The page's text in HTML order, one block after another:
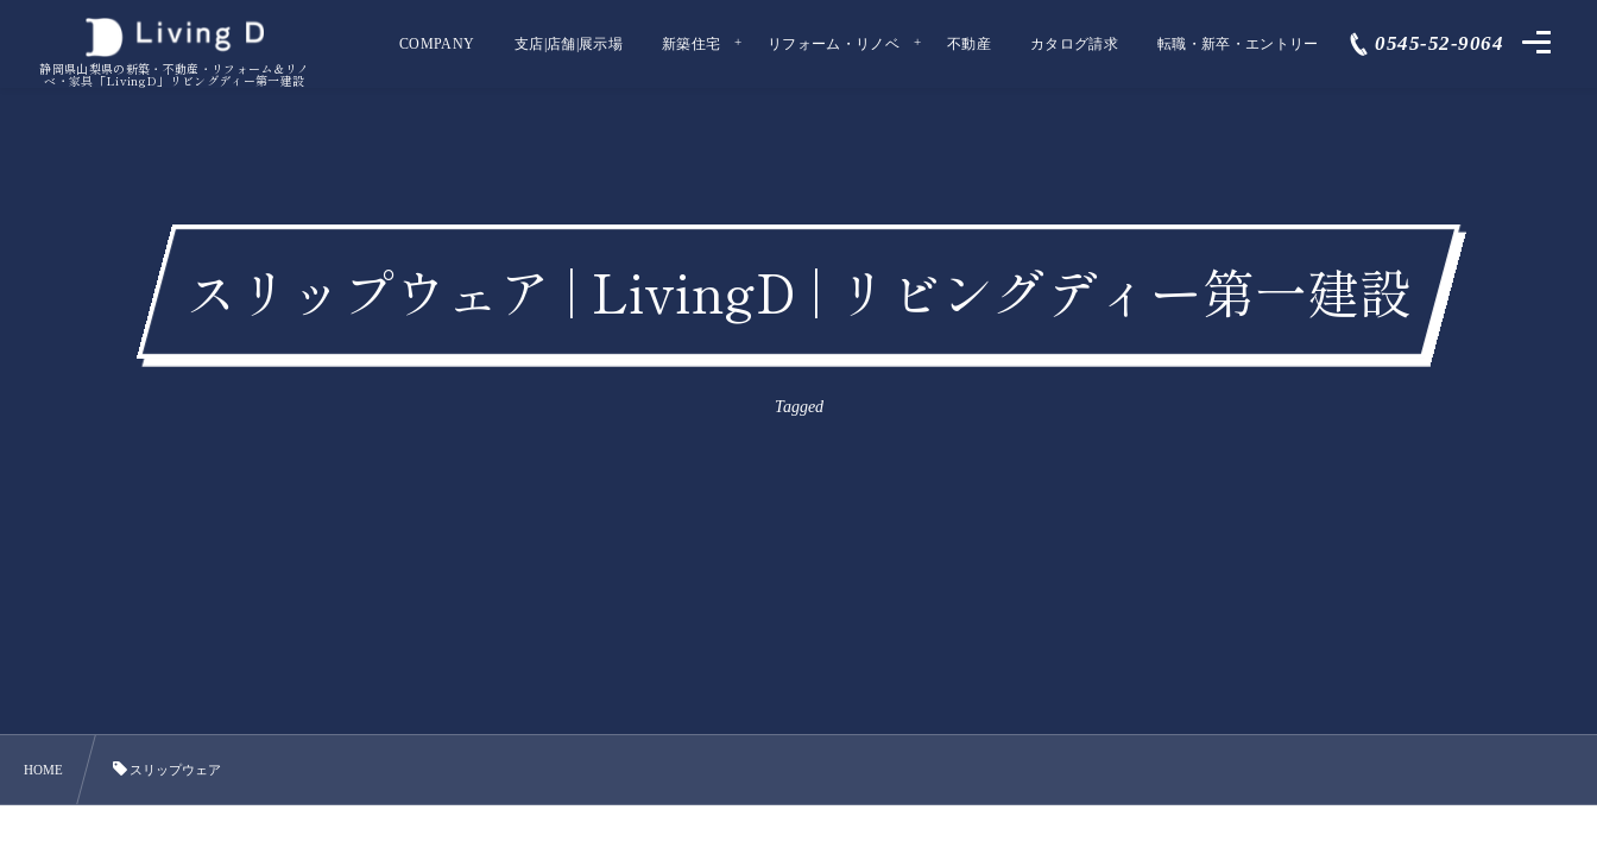
静岡県山梨県の新築・不動産・リフォーム＆リノ
ベ・家具「LivingD」リビングディー第一建設
COMPANY 支店|店舗|展示場 新築住宅 リフォーム・リノベ 不動産 カタログ請求 転職・新卒・エントリー 0545-52-9064
スリップウェア | LivingD | リビングディー第一建設
Tagged
HOME スリップウェア